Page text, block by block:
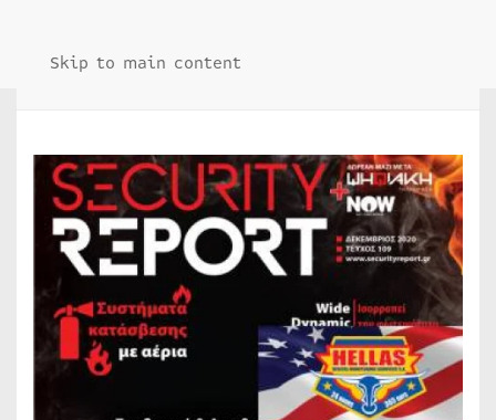
Skip to main content